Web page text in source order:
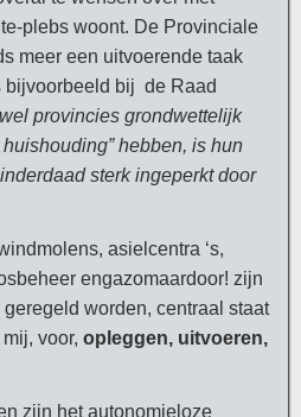
plebs woont. De Provinciale
meer een uitvoerende taak
bijvoorbeeld bij de Raad
provincies grondwettelijk
hebben, is hun
sterk ingeperkt door
asielcentra ‘s,
engazomaardoor! zijn
worden, centraal staat
voor, opleggen, uitvoeren,
zijn het autonomieloze